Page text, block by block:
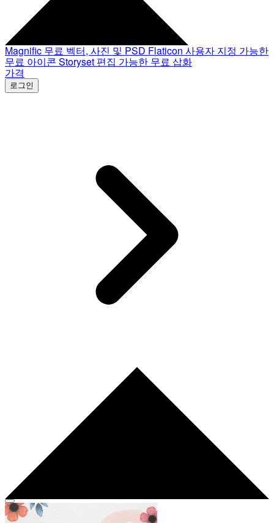
Magnific 무료 벡터, 사진 및 PSD Flaticon 사용자 지정 가능한
무료 아이콘 Storyset 편집 가능한 무료 삽화
가격
로그인